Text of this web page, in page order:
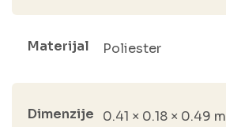
Materijal Poliester
Dimenzije 0.41 × 0.18 × 0.49 m